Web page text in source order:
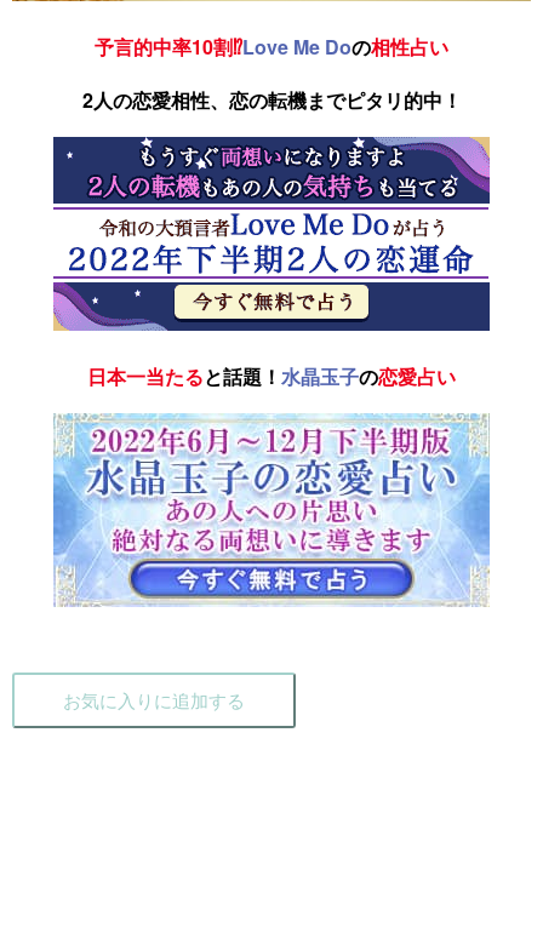
予言的中率10割⁉Love Me Doの相性占い
2人の恋愛相性、恋の転機までピタリ的中！
日本一当たると話題！ 水晶玉子の恋愛占い
お気に入りに追加する